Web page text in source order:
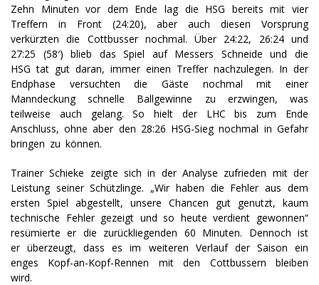
Zehn Minuten vor dem Ende lag die HSG bereits mit vier
Treffern in Front (24:20), aber auch diesen Vorsprung
verkürzten die Cottbusser nochmal. Über 24:22, 26:24 und
27:25 (58′) blieb das Spiel auf Messers Schneide und die
HSG tat gut daran, immer einen Treffer nachzulegen. In der
Endphase versuchten die Gäste nochmal mit einer
Manndeckung schnelle Ballgewinne zu erzwingen, was
teilweise auch gelang. So hielt der LHC bis zum Ende
Anschluss, ohne aber den 28:26 HSG-Sieg nochmal in Gefahr
bringen zu können.
Trainer Schieke zeigte sich in der Analyse zufrieden mit der
Leistung seiner Schützlinge. „Wir haben die Fehler aus dem
ersten Spiel abgestellt, unsere Chancen gut genutzt, kaum
technische Fehler gezeigt und so heute verdient gewonnen“
resümierte er die zurückliegenden 60 Minuten. Dennoch ist
er überzeugt, dass es im weiteren Verlauf der Saison ein
enges Kopf-an-Kopf-Rennen mit den Cottbussern bleiben
wird.